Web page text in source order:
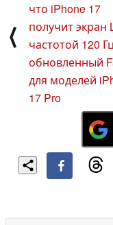
⟨
что iPhone 17
получит экран
частотой 120
обновленный
для моделей
17 Pro